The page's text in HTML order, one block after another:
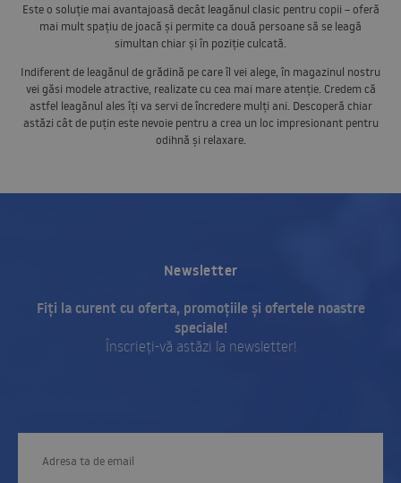
Este o soluție mai avantajoasă decât leagănul clasic pentru copii – oferă
mai mult spațiu de joacă și permite ca două persoane să se leagă
simultan chiar și în poziție culcată.
Indiferent de leagănul de grădină pe care îl vei alege, în magazinul nostru
vei găsi modele atractive, realizate cu cea mai mare atenție. Credem că
astfel leagănul ales îți va servi de încredere mulți ani. Descoperă chiar
astăzi cât de puțin este nevoie pentru a crea un loc impresionant pentru
odihnă și relaxare.
Newsletter
Fiți la curent cu oferta, promoțiile și ofertele noastre
speciale!
Înscrieți-vă astăzi la newsletter!